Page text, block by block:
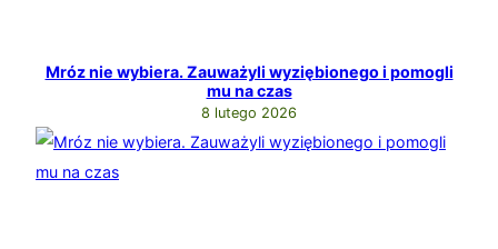
Mróz nie wybiera. Zauważyli wyziębionego i pomogli
mu na czas
8 lutego 2026